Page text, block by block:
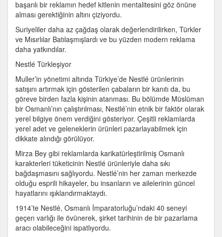
başarılı bir reklamın hedef kitlenin mentalitesini göz önüne
alması gerektiğinin altını çiziyordu.
Suriyeliler daha az çağdaş olarak değerlendirilirken, Türkler
ve Mısırlılar Batılaşmışlardı ve bu yüzden modern reklama
daha yatkındılar.
Nestlé Türkleşiyor
Muller’in yönetimi altında Türkiye’de Nestlé ürünlerinin
satışını artırmak için gösterilen çabaların bir kanıtı da, bu
göreve birden fazla kişinin atanması. Bu bölümde Müslüman
bir Osmanlı’nın çalıştırılması, Nestlé’nin etnik bir faktör olarak
yerel bilgiye önem verdiğini gösteriyor. Çeşitli reklamlarda
yerel adet ve geleneklerin ürünleri pazarlayabilmek için
dikkate alındığı görülüyor.
Mirza Bey gibi reklamlarda karikatürleştirilmiş Osmanlı
karakterleri tüketicinin Nestlé ürünleriyle daha sıkı
bağdaşmasını sağlıyordu. Nestlé’nin her zaman merkezde
olduğu esprili hikayeler, bu insanların ve ailelerinin güncel
hayatlarını ışıklandırmaktaydı.
1914’te Nestlé, Osmanlı İmparatorluğu’ndaki 40 seneyi
geçen varlığı ile övünerek, şirket tarihinin de bir pazarlama
aracı olabileceğini ispatlıyordu.